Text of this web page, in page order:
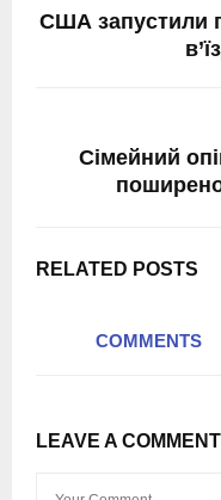
США запустили
Сімейний
поширено
RELATED POSTS
COMMENTS
LEAVE A COMMENT